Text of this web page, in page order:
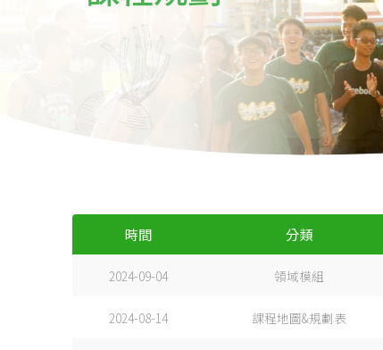
時間 分類
2024-09-04 領域模組
2024-08-14 課程地圖&規劃表